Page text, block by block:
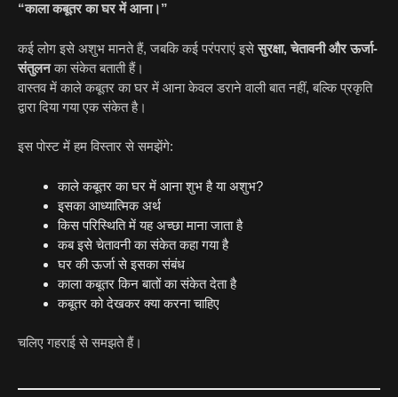
“काला कबूतर का घर में आना।”
कई लोग इसे अशुभ मानते हैं, जबकि कई परंपराएं इसेसुरक्षा, चेतावनी और ऊर्जा-
संतुलनका संकेत बताती हैं।
वास्तव में काले कबूतर का घर में आना केवल डराने वाली बात नहीं, बल्कि प्रकृति
द्वारा दिया गया एक संकेत है।
इस पोस्ट में हम विस्तार से समझेंगे:
काले कबूतर का घर में आना शुभ है या अशुभ?
इसका आध्यात्मिक अर्थ
किस परिस्थिति में यह अच्छा माना जाता है
कब इसे चेतावनी का संकेत कहा गया है
घर की ऊर्जा से इसका संबंध
काला कबूतर किन बातों का संकेत देता है
कबूतर को देखकर क्या करना चाहिए
चलिए गहराई से समझते हैं।